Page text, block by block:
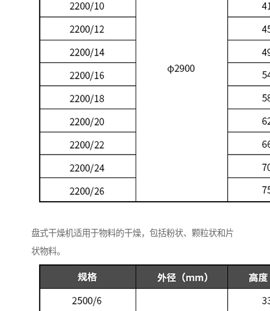
盘式干燥机适用于物料的干燥，包括粉状、颗粒状和片
状物料。